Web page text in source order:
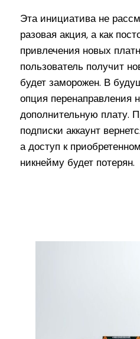
Эта инициатива не
разовая акция, а как
привлечения новых
пользователь получит
будет заморожен. В
опция перенаправления
дополнительную плату.
подписки аккаунт
а доступ к
никнейму будет потерян.